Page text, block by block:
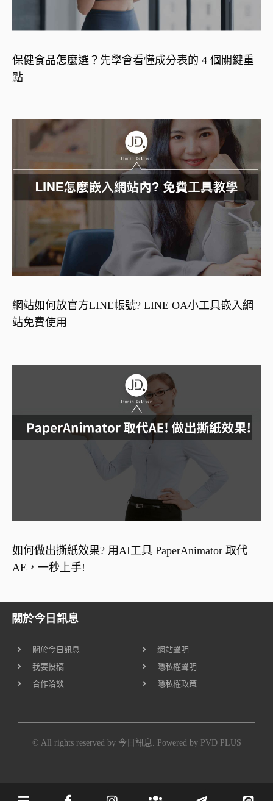
保健食品怎麼選？先學會看懂成分表的 4 個關鍵重
點
網站如何放官方LINE帳號? LINE OA小工具嵌入網
站免費使用
如何做出撕紙效果? 用AI工具 PaperAnimator 取代
AE，一秒上手!
關於今日訊息
關於今日訊息
我要投稿
合作洽談
網站聲明
隱私權聲明
隱私權政策
© All rights reserved by 今日訊息. Powered by PVD PLUS